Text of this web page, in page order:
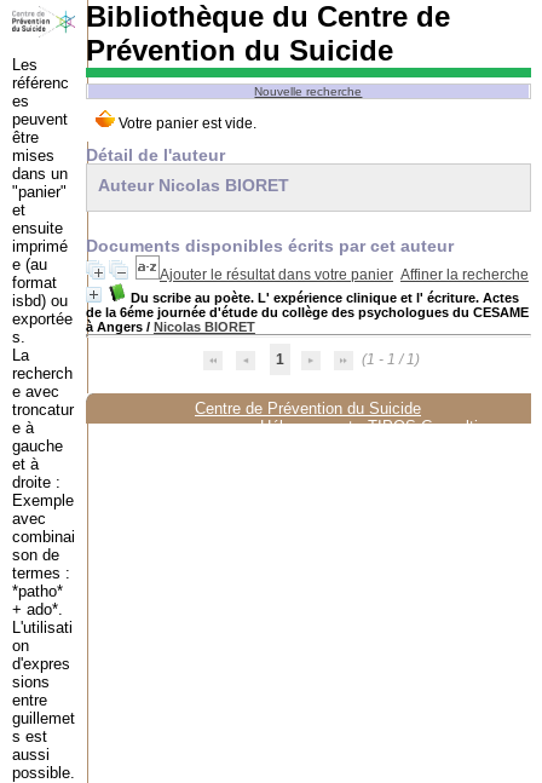
Bibliothèque du Centre de
Prévention du Suicide
Nouvelle recherche
Détail de l'auteur
Auteur Nicolas BIORET
Documents disponibles écrits par cet auteur
Ajouter le résultat dans votre panier Affiner la recherche
Du scribe au poète. L' expérience clinique et l' écriture. Actes
de la 6éme journée d'étude du collège des psychologues du CESAME
à Angers/ Nicolas BIORET
1 (1 - 1 / 1)
Centre de Prévention du Suicide
Hébergement :TIPOS Consulting
Les
référenc
es
peuvent
être
mises
dans un
"panier"
et
ensuite
imprimé
e (au
format
isbd) ou
exportée
s.
La
recherch
e avec
troncatur
e à
gauche
et à
droite :
Exemple
avec
combinai
son de
termes :
*patho*
+ ado*.
L'utilisati
on
d'expres
sions
entre
guillemet
s est
aussi
possible.